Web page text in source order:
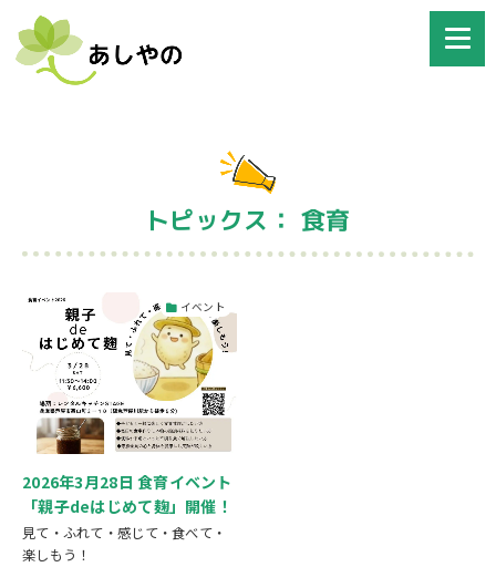
トピックス： 食育
イベント
2026年3月28日 食育イベント
「親子deはじめて麹」開催！
見て・ふれて・感じて・食べて・
楽しもう！